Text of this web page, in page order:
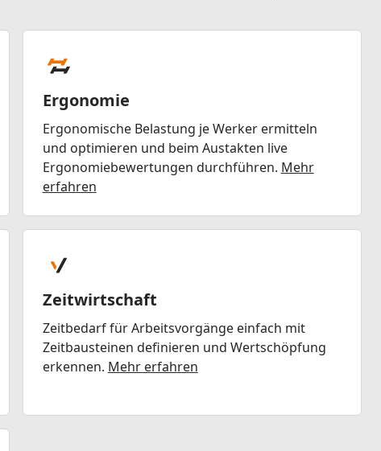
Ergonomie
Ergonomische Belastung je Werker ermitteln
und optimieren und beim Austakten live
Ergonomiebewertungen durchführen. Mehr
erfahren
Zeitwirtschaft
Zeitbedarf für Arbeitsvorgänge einfach mit
Zeitbausteinen definieren und Wertschöpfung
erkennen. Mehr erfahren